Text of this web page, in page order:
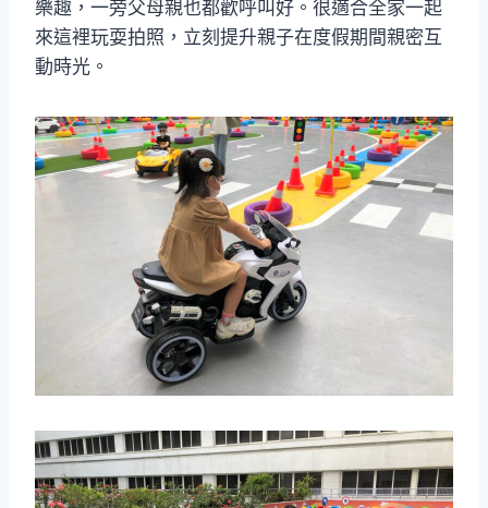
樂趣，一旁父母親也都歡呼叫好。很適合全家一起
來這裡玩耍拍照，立刻提升親子在度假期間親密互
動時光。